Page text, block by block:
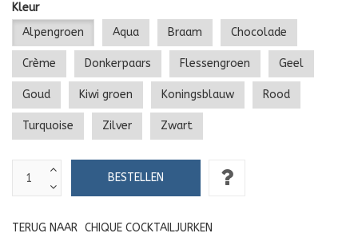
Kleur
Alpengroen
Aqua Braam Chocolade
Crème Donkerpaars Flessengroen Geel
Goud Kiwi groen Koningsblauw Rood
Turquoise Zilver Zwart
TERUG NAAR CHIQUE COCKTAILJURKEN